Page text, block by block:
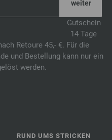
Gutschein
14 Tage
Retoure 45,- €. Für die
und Bestellung kann nur ein
werden.
RUND UMS STRICKEN